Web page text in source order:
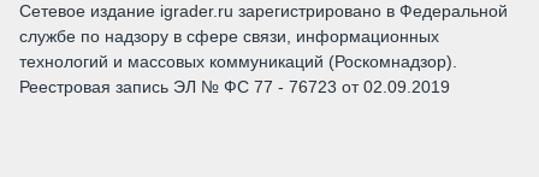
Сетевое издание igrader.ru зарегистрировано в Федеральной
службе по надзору в сфере связи, информационных
технологий и массовых коммуникаций (Роскомнадзор).
Реестровая запись ЭЛ № ФС 77 - 76723 от 02.09.2019